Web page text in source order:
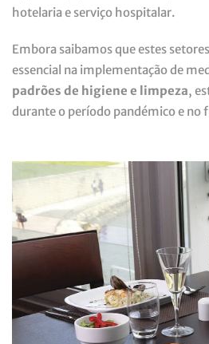
hotelaria e serviço hospitalar.
Embora saibamos que estes
essencial na implementação de
padrões de higiene e limpeza,
durante o período pandémico e no